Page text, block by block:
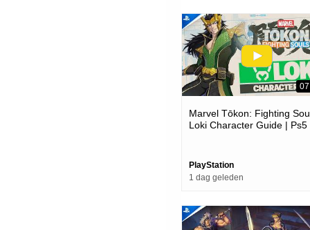
Marvel Tōkon: Fighting
Loki Character Guide | Ps5
PlayStation
1 dag geleden